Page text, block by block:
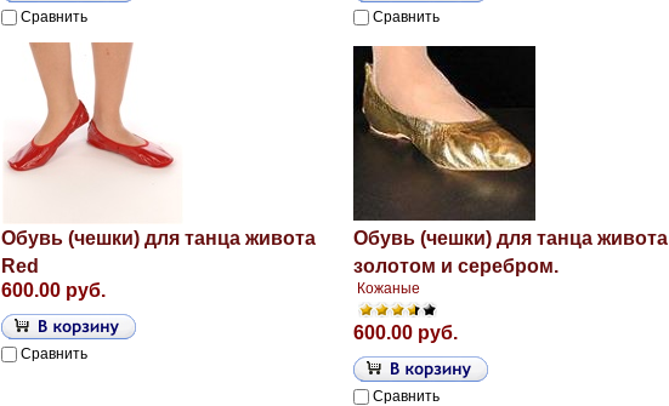
Сравнить Сравнить
Обувь (чешки) для танца живота
Red
600.00 руб.
Сравнить
Обувь (чешки) для танца живота
золотом и серебром.
Кожаные
600.00 руб.
Сравнить